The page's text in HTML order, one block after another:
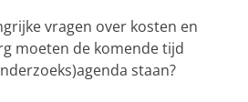
vragen over kosten en
moeten de komende tijd
staan?